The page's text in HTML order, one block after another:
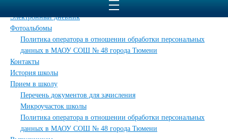
Электронный дневник
Фотоальбомы
Политика оператора в отношении обработки персональных
данных в МАОУ СОШ № 48 города Тюмени
Контакты
История школы
Прием в школу
Перечень документов для зачисления
Микроучасток школы
Политика оператора в отношении обработки персональных
данных в МАОУ СОШ № 48 города Тюмени